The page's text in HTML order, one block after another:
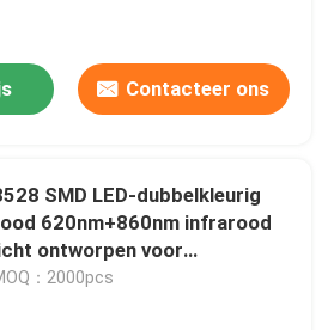
Contacteer ons
SMD LED-dubbelkleurig
620nm+860nm infrarood
ontworpen voor
：2000pcs